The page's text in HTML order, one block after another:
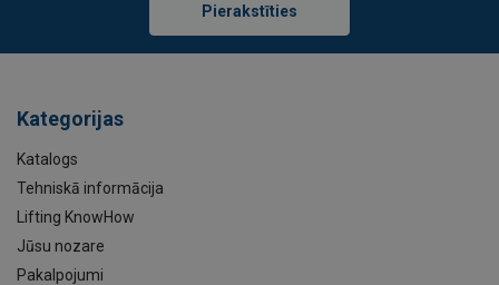
Pierakstīties
Kategorijas
Katalogs
Tehniskā informācija
Lifting KnowHow
Jūsu nozare
Pakalpojumi